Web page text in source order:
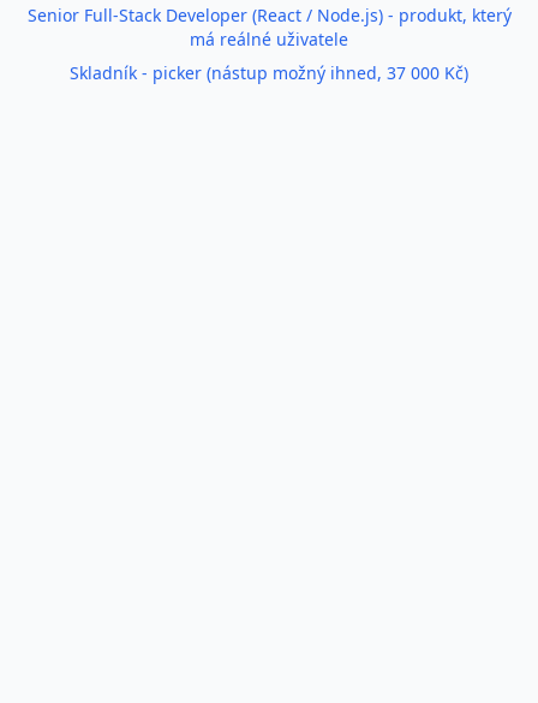
Senior Full-Stack Developer (React / Node.js) - produkt, který
má reálné uživatele
Skladník - picker (nástup možný ihned, 37 000 Kč)